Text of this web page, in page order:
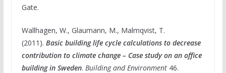
Gate.
Wallhagen, W., Glaumann, M., Malmqvist, T.
(2011). Basic building life cycle calculations to decrease
contribution to climate change – Case study on an office
building in Sweden. Building and Environment46.